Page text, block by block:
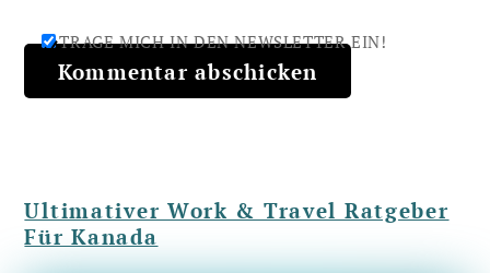
TRAGE MICH IN DEN NEWSLETTER EIN!
Ultimativer Work & Travel Ratgeber
Für Kanada